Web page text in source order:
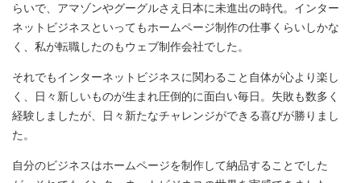
らいで、アマゾンやグーグルさえ日本に未進出の時代。インター
ネットビジネスといってもホームページ制作の仕事くらいしかな
く、私が転職したのもウェブ制作会社でした。
それでもインターネットビジネスに関わること自体が心より楽し
く、日々新しいものが生まれ圧倒的に面白い毎日。失敗も数多く
経験しましたが、日々新たなチャレンジができる喜びが勝りまし
た。
自分のビジネスはホームページを制作して納品することでした